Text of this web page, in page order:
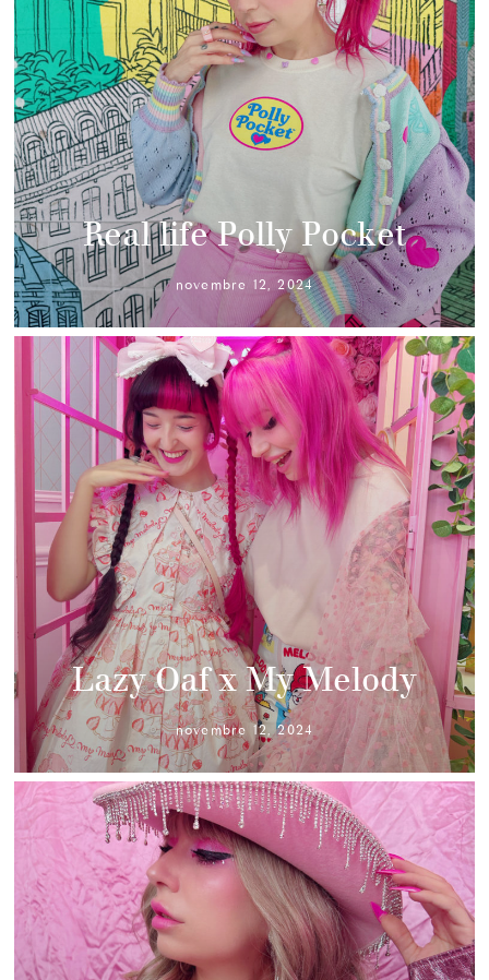
Real life Polly Pocket
novembre 12, 2024
Lazy Oaf x My Melody
novembre 12, 2024